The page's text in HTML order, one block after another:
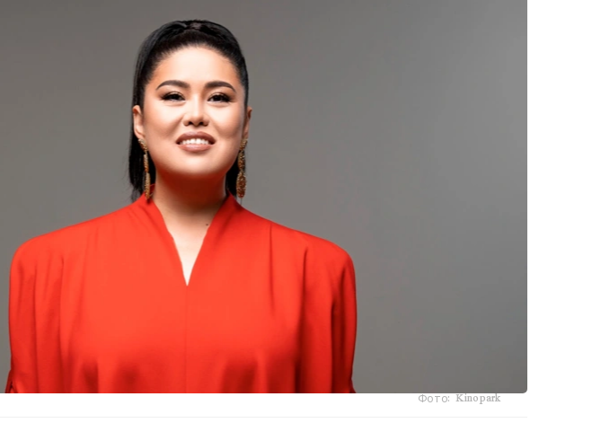
Фото: Kinopark